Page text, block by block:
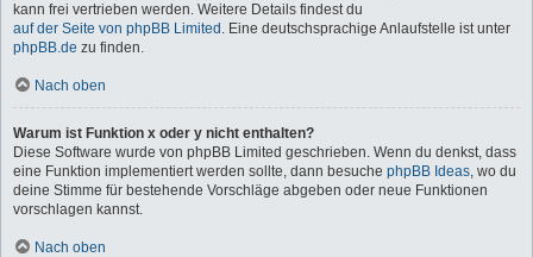
kann frei vertrieben werden. Weitere Details findest du
auf der Seite von phpBB Limited . Eine deutschsprachige Anlaufstelle ist unter
phpBB.de zu finden.
Nach oben
Warum ist Funktion x oder y nicht enthalten?
Diese Software wurde von phpBB Limited geschrieben. Wenn du denkst, dass
eine Funktion implementiert werden sollte, dann besuche phpBB Ideas, wo du
deine Stimme für bestehende Vorschläge abgeben oder neue Funktionen
vorschlagen kannst.
Nach oben